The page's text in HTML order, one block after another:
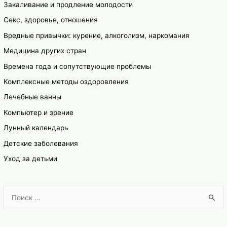
Закаливание и продление молодости
Секс, здоровье, отношения
Вредные привычки: курение, алкоголизм, наркомания
Медицина других стран
Времена года и сопутствующие проблемы
Комплексные методы оздоровления
Лечебные ванны
Компьютер и зрение
Лунный календарь
Детские заболевания
Уход за детьми